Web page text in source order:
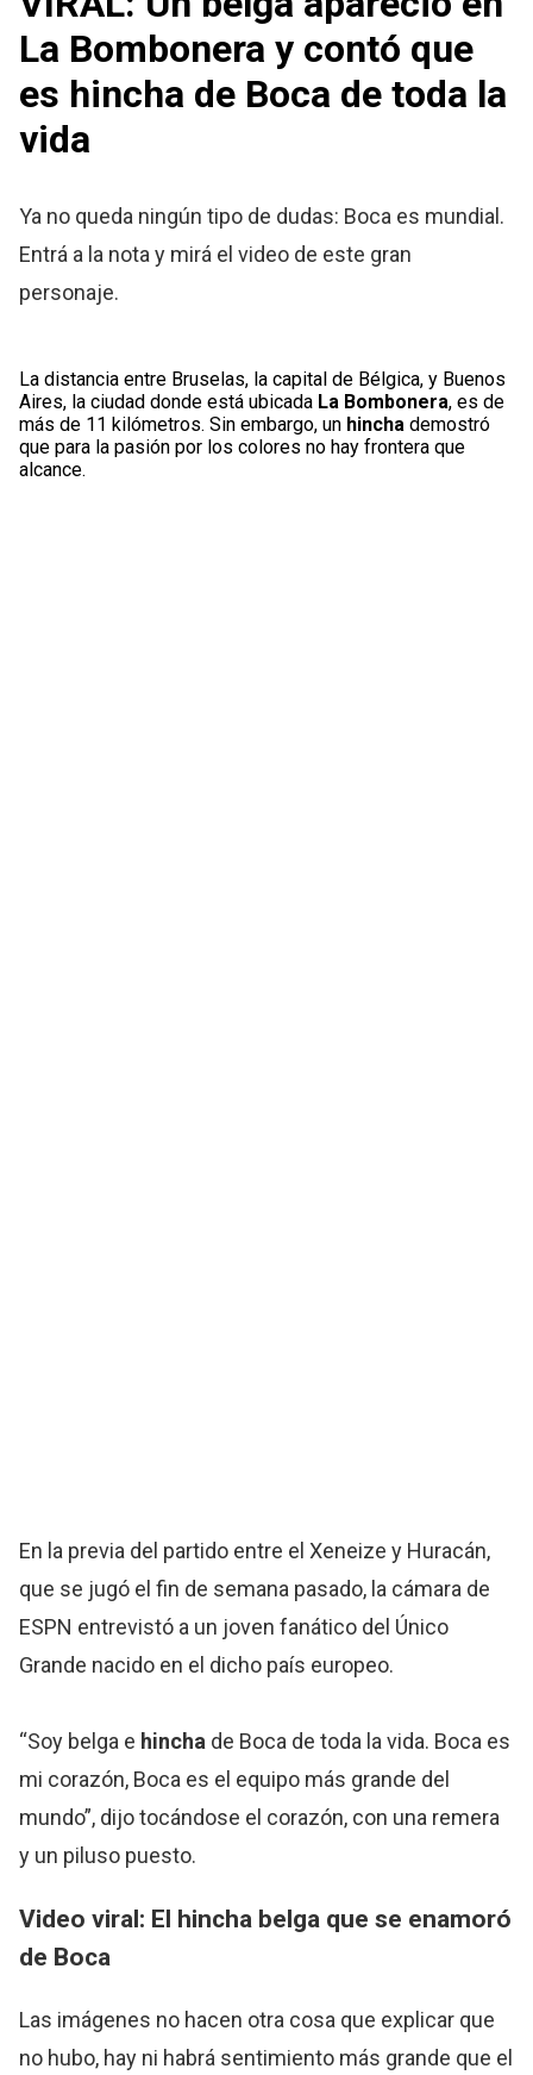
La Bombonera y contó que
es hincha de Boca de toda la
vida
Ya no queda ningún tipo de dudas: Boca es mundial.
Entrá a la nota y mirá el video de este gran
personaje.
La distancia entre Bruselas, la capital de Bélgica, y Buenos
Aires, la ciudad donde está ubicada La Bombonera, es de
más de 11 kilómetros. Sin embargo, un hincha demostró
que para la pasión por los colores no hay frontera que
alcance.
En la previa del partido entre el Xeneize y Huracán,
que se jugó el fin de semana pasado, la cámara de
ESPN entrevistó a un joven fanático del Único
Grande nacido en el dicho país europeo.
“Soy belga e hincha de Boca de toda la vida. Boca es
mi corazón, Boca es el equipo más grande del
mundo”, dijo tocándose el corazón, con una remera
y un piluso puesto.
Video viral: El hincha belga que se enamoró
de Boca
Las imágenes no hacen otra cosa que explicar que
no hubo, hay ni habrá sentimiento más grande que el